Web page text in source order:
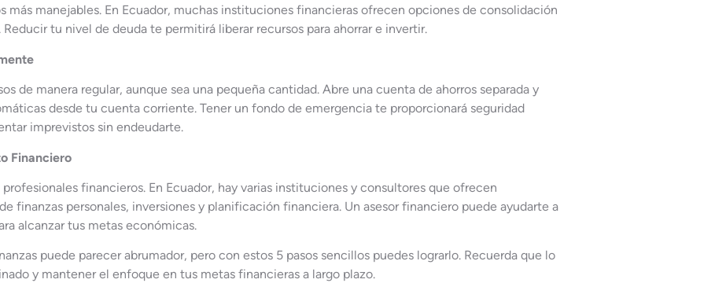
más manejables. En Ecuador, muchas instituciones financieras ofrecen opciones de consolidación
tu nivel de deuda te permitirá liberar recursos para ahorrar e invertir.
de manera regular, aunque sea una pequeña cantidad. Abre una cuenta de ahorros separada y
desde tu cuenta corriente. Tener un fondo de emergencia te proporcionará seguridad
imprevistos sin endeudarte.
Financiero
financieros. En Ecuador, hay varias instituciones y consultores que ofrecen
finanzas personales, inversiones y planificación financiera. Un asesor financiero puede ayudarte a
alcanzar tus metas económicas.
puede parecer abrumador, pero con estos 5 pasos sencillos puedes lograrlo. Recuerda que lo
y mantener el enfoque en tus metas financieras a largo plazo.